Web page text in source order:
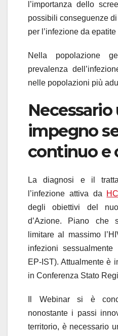
l’importanza dello
possibili conseguenze
per l’infezione da epatite
Nella popolazione
prevalenza
nelle popolazioni più
Necessario
impegno
continuo e
La diagnosi e il
l’infezione attiva da
degli obiettivi del
d’Azione. Piano che
limitare al massimo
infezioni
EP-IST). Attualmente è
in Conferenza Stato
Il Webinar si è
nonostante i passi
territorio, è necessario